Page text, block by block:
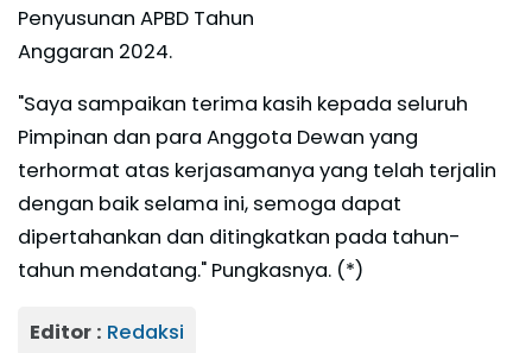
Penyusunan APBD Tahun
Anggaran 2024.
"Saya sampaikan terima kasih kepada seluruh
Pimpinan dan para Anggota Dewan yang
terhormat atas kerjasamanya yang telah terjalin
dengan baik selama ini, semoga dapat
dipertahankan dan ditingkatkan pada tahun-
tahun mendatang." Pungkasnya. (*)
Editor : Redaksi